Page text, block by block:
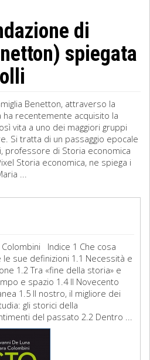
di
spiegata
Benetton, attraverso la
recentemente acquisito la
vita a uno dei maggiori gruppi
Si tratta di un passaggio epocale
professore di Storia economica
Storia economica, ne spiega i
...
Colombini Indice 1 Che cosa
sue definizioni 1.1 Necessità e
1.2 Tra «fine della storia» e
e spazio 1.4 Il Novecento
1.5 Il nostro, il migliore dei
gli storici della
del passato 2.2 Dentro ...